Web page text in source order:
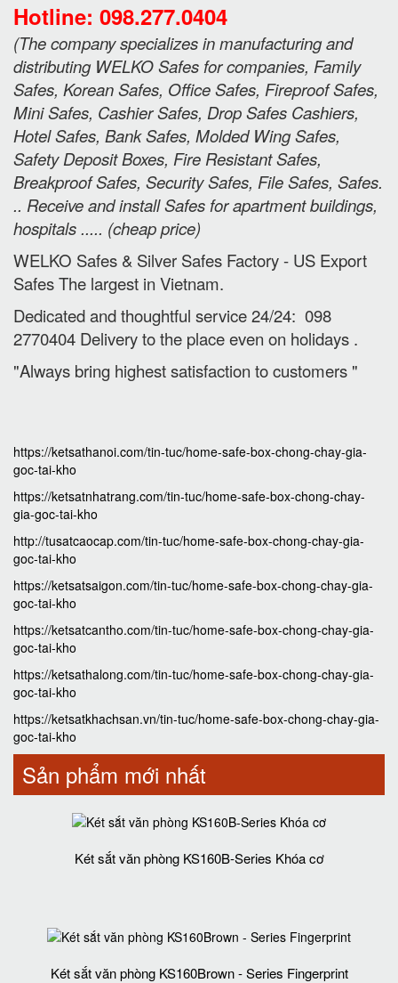
Hotline: 098.277.0404
(The company specializes in manufacturing and
distributing WELKO Safes for companies, Family
Safes, Korean Safes, Office Safes, Fireproof Safes,
Mini Safes, Cashier Safes, Drop Safes Cashiers,
Hotel Safes, Bank Safes, Molded Wing Safes,
Safety Deposit Boxes, Fire Resistant Safes,
Breakproof Safes, Security Safes, File Safes, Safes.
.. Receive and install Safes for apartment buildings,
hospitals ..... (cheap price)
WELKO Safes & Silver Safes Factory - US Export
Safes The largest in Vietnam.
Dedicated and thoughtful service 24/24: 098
2770404 Delivery to the place even on holidays .
"Always bring highest satisfaction to customers "
https://ketsathanoi.com/tin-tuc/home-safe-box-chong-chay-gia-
goc-tai-kho
https://ketsatnhatrang.com/tin-tuc/home-safe-box-chong-chay-
gia-goc-tai-kho
http://tusatcaocap.com/tin-tuc/home-safe-box-chong-chay-gia-
goc-tai-kho
https://ketsatsaigon.com/tin-tuc/home-safe-box-chong-chay-gia-
goc-tai-kho
https://ketsatcantho.com/tin-tuc/home-safe-box-chong-chay-gia-
goc-tai-kho
https://ketsathalong.com/tin-tuc/home-safe-box-chong-chay-gia-
goc-tai-kho
https://ketsatkhachsan.vn/tin-tuc/home-safe-box-chong-chay-gia-
goc-tai-kho
Sản phẩm mới nhất
Két sắt văn phòng KS160B-Series Khóa cơ
Két sắt văn phòng KS160Brown - Series Fingerprint